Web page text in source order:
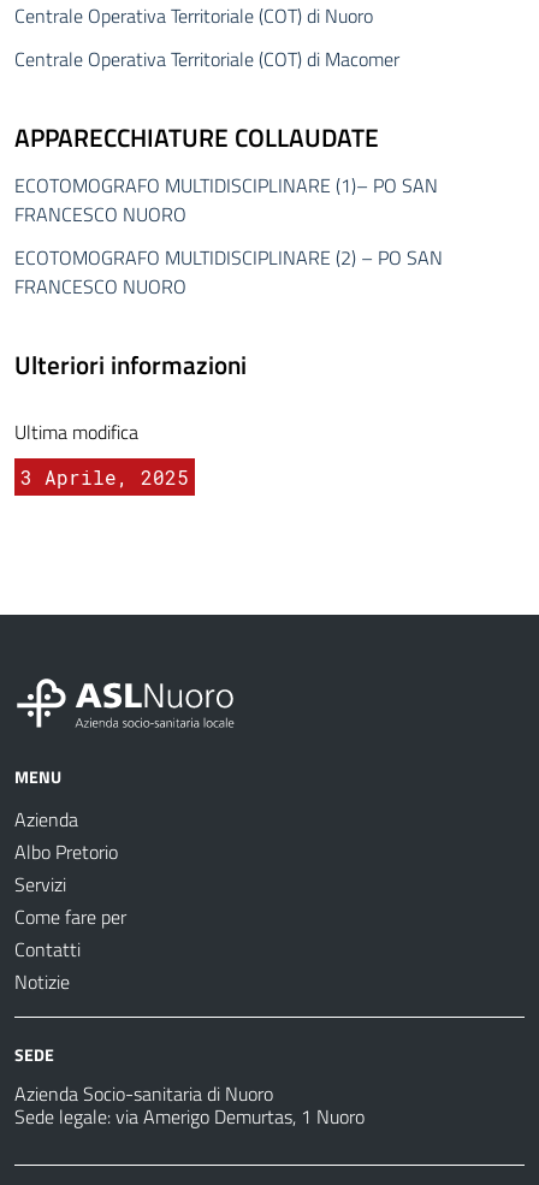
Centrale Operativa Territoriale (COT) di Nuoro
Centrale Operativa Territoriale (COT) di Macomer
APPARECCHIATURE COLLAUDATE
ECOTOMOGRAFO MULTIDISCIPLINARE (1)– PO SAN
FRANCESCO NUORO
ECOTOMOGRAFO MULTIDISCIPLINARE (2) – PO SAN
FRANCESCO NUORO
Ulteriori informazioni
Ultima modifica
3 Aprile, 2025
MENU
Azienda
Albo Pretorio
Servizi
Come fare per
Contatti
Notizie
SEDE
Azienda Socio-sanitaria di Nuoro
Sede legale: via Amerigo Demurtas, 1 Nuoro